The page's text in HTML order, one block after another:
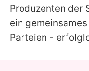
Produzenten der
ein
Parteien -